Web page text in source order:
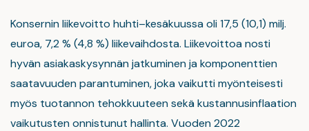
Konsernin liikevoitto huhti–kesäkuussa oli 17,5 (10,1) milj.
euroa, 7,2 % (4,8 %) liikevaihdosta. Liikevoittoa nosti
hyvän asiakaskysynnän jatkuminen ja komponenttien
saatavuuden parantuminen, joka vaikutti myönteisesti
myös tuotannon tehokkuuteen sekä kustannusinflaation
vaikutusten onnistunut hallinta. Vuoden 2022